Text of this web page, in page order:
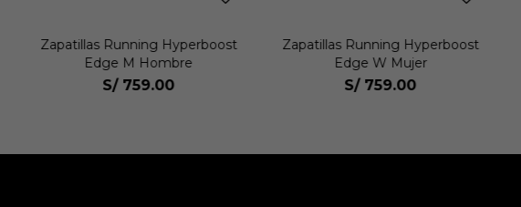
Zapatillas Running Hyperboost
Edge M Hombre
S/ 759.00
Zapatillas Running Hyperboost
Edge W Mujer
S/ 759.00